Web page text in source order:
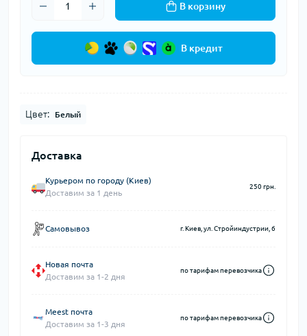
В корзину
В кредит
Цвет: Белый
Доставка
Курьером по городу (Киев)
Доставим за 1 день
250 грн.
Самовывоз г. Киев, ул. Стройиндустрии, 6
Новая почта
Доставим за 1-2 дня
по тарифам перевозчика
Meest почта
Доставим за 1-3 дня
по тарифам перевозчика